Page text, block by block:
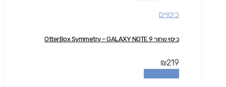
כיסויים
כיסוי שחור OtterBox Symmetry – GALAXY NOTE 9
₪219